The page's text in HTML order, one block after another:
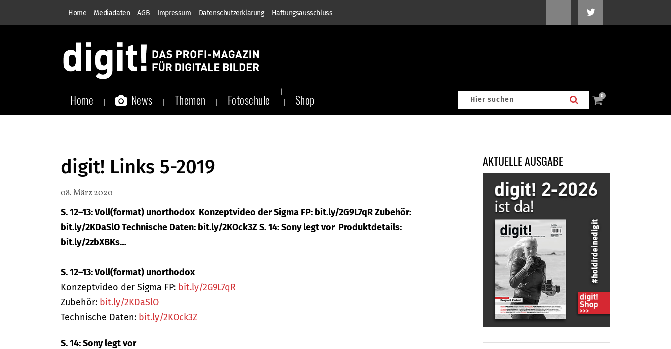
Home Mediadaten AGB Impressum Datenschutzerklärung Haftungsausschluss
Home News Themen Fotoschule Shop 0
digit! Links 5-2019
08. März 2020
S. 12–13: Voll(format) unorthodox Konzeptvideo der Sigma FP: bit.ly/2G9L7qR Zubehör:
bit.ly/2KDaSlO Technische Daten: bit.ly/2KOck3Z S. 14: Sony legt vor Produktdetails:
bit.ly/2zbXBKs…
S. 12–13: Voll(format) unorthodox
Konzeptvideo der Sigma FP: bit.ly/2G9L7qR
Zubehör: bit.ly/2KDaSlO
Technische Daten: bit.ly/2KOck3Z
S. 14: Sony legt vor
AKTUELLE AUSGABE